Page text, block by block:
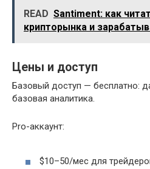
READ Santiment: как
крипторынка и
Цены и доступ
Базовый доступ — бесплатно:
базовая аналитика.
Pro-аккаунт:
$10–50/мес для